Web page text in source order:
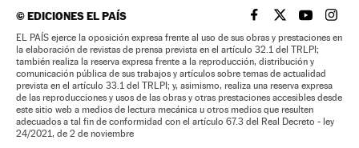
©EDICIONES EL PAÍS EL PAÍS BRASIL EN
EL PAÍSEL PAÍS
EL
EL PAÍS ejerce la oposición expresa frente al uso de sus obras y prestaciones en
la elaboración de revistas de prensa prevista en el artículo 32.1 del TRLPI;
también realiza la reserva expresa frente a la reproducción, distribución y
comunicación pública de sus trabajos y artículos sobre temas de actualidad
prevista en el artículo 33.1 del TRLPI; y, asimismo, realiza una reserva expresa
de las reproducciones y usos de las obras y otras prestaciones accesibles desde
este sitio web a medios de lectura mecánica u otros medios que resulten
adecuados a tal fin de conformidad con el artículo 67.3 del Real Decreto - ley
24/2021, de 2 de noviembre